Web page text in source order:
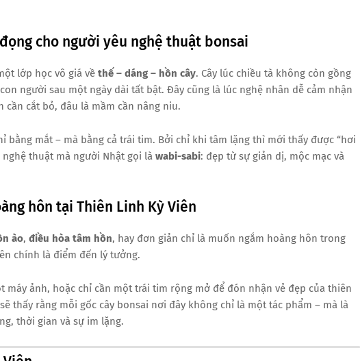
cho người yêu nghệ thuật bonsai
lớp học vô giá về thế – dáng – hồn cây. Cây lúc chiều tà không còn gồng
người sau một ngày dài tất bật. Đây cũng là lúc nghệ nhân dễ cảm nhận
cần cắt bỏ, đâu là mầm cần nâng niu.
bằng mắt – mà bằng cả trái tim. Bởi chỉ khi tâm lặng thì mới thấy được “hơi
thuật mà người Nhật gọi là wabi-sabi: đẹp từ sự giản dị, mộc mạc và
hôn tại Thiên Linh Kỳ Viên
ào, điều hòa tâm hồn, hay đơn giản chỉ là muốn ngắm hoàng hôn trong
chính là điểm đến lý tưởng.
ảnh, hoặc chỉ cần một trái tim rộng mở để đón nhận vẻ đẹp của thiên
thấy rằng mỗi gốc cây bonsai nơi đây không chỉ là một tác phẩm – mà là
thời gian và sự im lặng.